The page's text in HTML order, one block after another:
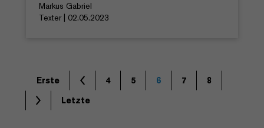
Markus Gabriel
Texter | 02.05.2023
Erste 4 5 6 7
8
Letzte